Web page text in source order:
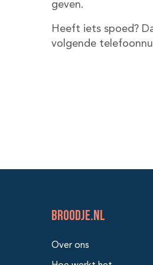
geven.
Heeft iets spoed?
volgende
BROODJE.NL
Over ons